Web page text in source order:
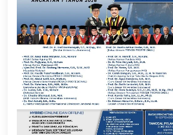
Kebersamaan
7 Agustus 2026
Sarana PAUD Diperkuat,
Tangsel Dorong Angka
Partisipasi Sekolah Terus
Meningkat
7 Agustus 2026